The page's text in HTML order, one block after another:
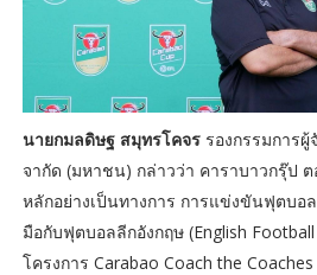
นายกมลดิษฐ สมุทรโคจรรองกรรมการผู้
จากัด (มหาชน) กล่าวว่า คาราบาวกรุ๊ป
หลักอย่างเป็นทางการ การแข่งขันฟุตบอ
มือกับฟุตบอลลีกอังกฤษ (English
โครงการ Carabao Coach the